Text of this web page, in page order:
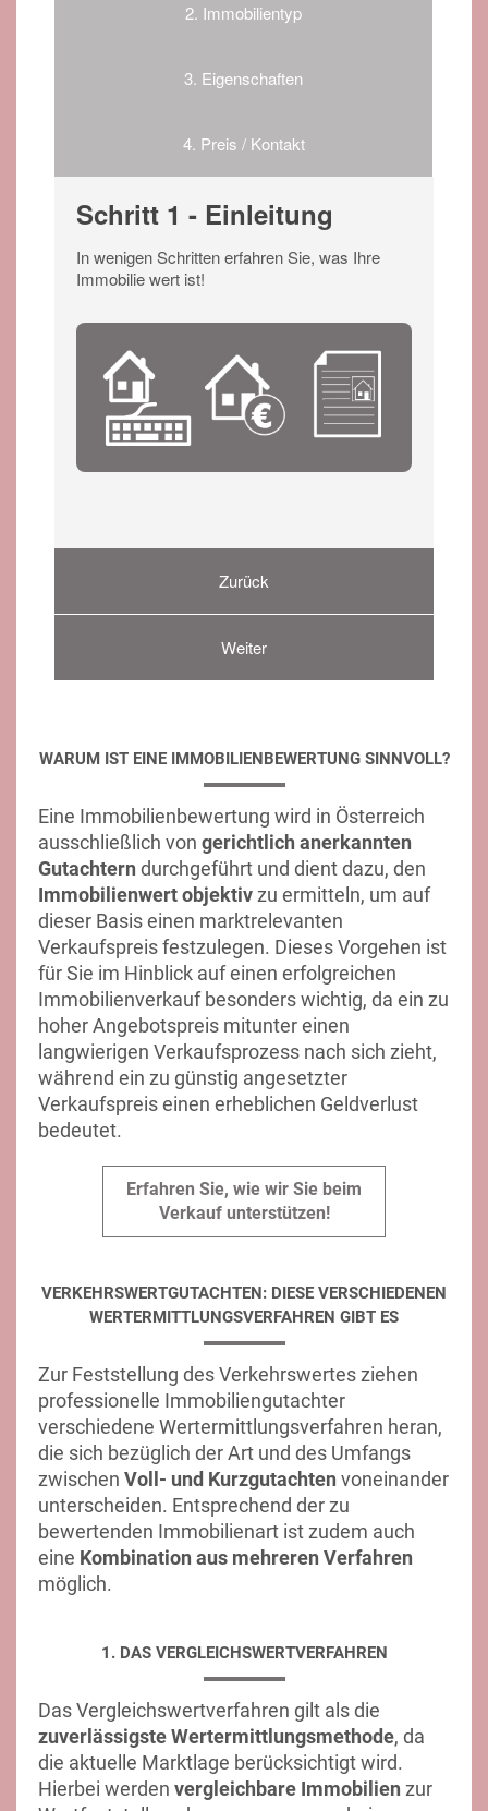
WARUM IST EINE IMMOBILIENBEWERTUNG SINNVOLL?
Eine Immobilienbewertung wird in Österreich
ausschließlich von gerichtlich anerkannten
Gutachtern durchgeführt und dient dazu, den
Immobilienwert objektivzu ermitteln, um auf
dieser Basis einen marktrelevanten
Verkaufspreis festzulegen. Dieses Vorgehen ist
für Sie im Hinblick auf einen erfolgreichen
Immobilienverkauf besonders wichtig, da ein zu
hoher Angebotspreis mitunter einen
langwierigen Verkaufsprozess nach sich zieht,
während ein zu günstig angesetzter
Verkaufspreis einen erheblichen Geldverlust
bedeutet.
Erfahren Sie, wie wir Sie beim
Verkauf unterstützen!
VERKEHRSWERTGUTACHTEN: DIESE VERSCHIEDENEN
WERTERMITTLUNGSVERFAHREN GIBT ES
Zur Feststellung des Verkehrswertes ziehen
professionelle Immobiliengutachter
verschiedene Wertermittlungsverfahren heran,
die sich bezüglich der Art und des Umfangs
zwischen Voll- und Kurzgutachten voneinander
unterscheiden. Entsprechend der zu
bewertenden Immobilienart ist zudem auch
eine Kombination aus mehreren Verfahren
möglich.
1. DAS VERGLEICHSWERTVERFAHREN
Das Vergleichswertverfahren gilt als die
zuverlässigste Wertermittlungsmethode, da
die aktuelle Marktlage berücksichtigt wird.
Hierbei werden vergleichbare Immobilien zur